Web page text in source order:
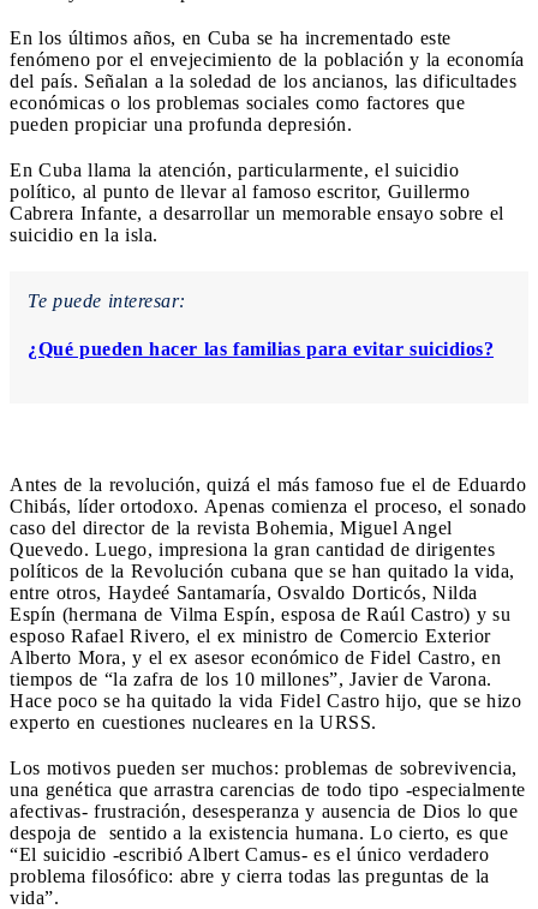
En los últimos años, en Cuba se ha incrementado este
fenómeno por el envejecimiento de la población y la economía
del país. Señalan a la soledad de los ancianos, las dificultades
económicas o los problemas sociales como factores que
pueden propiciar una profunda depresión.
En Cuba llama la atención, particularmente, el suicidio
político, al punto de llevar al famoso escritor, Guillermo
Cabrera Infante, a desarrollar un memorable ensayo sobre el
suicidio en la isla.
Te puede interesar:
¿Qué pueden hacer las familias para evitar suicidios?
Antes de la revolución, quizá el más famoso fue el de Eduardo
Chibás, líder ortodoxo. Apenas comienza el proceso, el sonado
caso del director de la revista Bohemia, Miguel Angel
Quevedo. Luego, impresiona la gran cantidad de dirigentes
políticos de la Revolución cubana que se han quitado la vida,
entre otros, Haydeé Santamaría, Osvaldo Dorticós, Nilda
Espín (hermana de Vilma Espín, esposa de Raúl Castro) y su
esposo Rafael Rivero, el ex ministro de Comercio Exterior
Alberto Mora, y el ex asesor económico de Fidel Castro, en
tiempos de “la zafra de los 10 millones”, Javier de Varona.
Hace poco se ha quitado la vida Fidel Castro hijo, que se hizo
experto en cuestiones nucleares en la URSS.
Los motivos pueden ser muchos: problemas de sobrevivencia,
una genética que arrastra carencias de todo tipo -especialmente
afectivas- frustración, desesperanza y ausencia de Dios lo que
despoja de sentido a la existencia humana. Lo cierto, es que
“El suicidio -escribió Albert Camus- es el único verdadero
problema filosófico: abre y cierra todas las preguntas de la
vida”.